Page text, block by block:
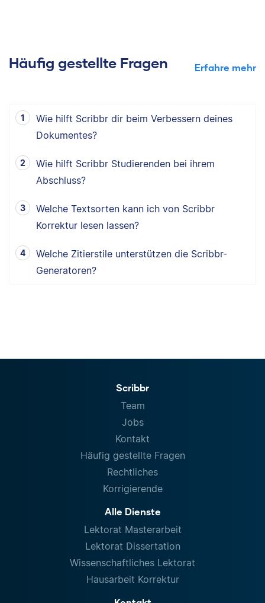
Häufig gestellte Fragen Erfahre mehr
Wie hilft Scribbr dir beim Verbessern deines
Dokumentes?
Wie hilft Scribbr Studierenden bei ihrem
Abschluss?
Welche Textsorten kann ich von Scribbr
Korrektur lesen lassen?
Welche Zitierstile unterstützen die Scribbr-
Generatoren?
Scribbr
Team
Jobs
Kontakt
Häufig gestellte Fragen
Rechtliches
Korrigierende
Alle Dienste
Lektorat Masterarbeit
Lektorat Dissertation
Wissenschaftliches Lektorat
Hausarbeit Korrektur